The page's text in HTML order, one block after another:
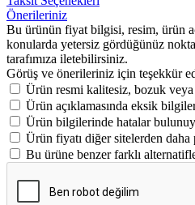
Önerileriniz
Bu ürünün fiyat bilgisi, resim, ürün
konularda yetersiz gördüğünüz
tarafımıza iletebilirsiniz.
Görüş ve önerileriniz için teşekkür
Ürün resmi kalitesiz, bozuk
Ürün açıklamasında eksik
Ürün bilgilerinde hatalar
Ürün fiyatı diğer sitelerden daha
Bu ürüne benzer farklı